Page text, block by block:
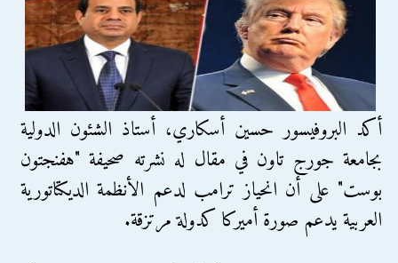
أكد البروفيسور حسين أسكاري، أستاذ الشئون الدولية
بجامعة جورج تاون في مقال له نشرته صحيفة "هفنجتون
بوست" على أن انحياز ترامب لدعم الأنظمة الديكتاتورية
العربية يدعم صورة أميركا كدولة مرتزقة.